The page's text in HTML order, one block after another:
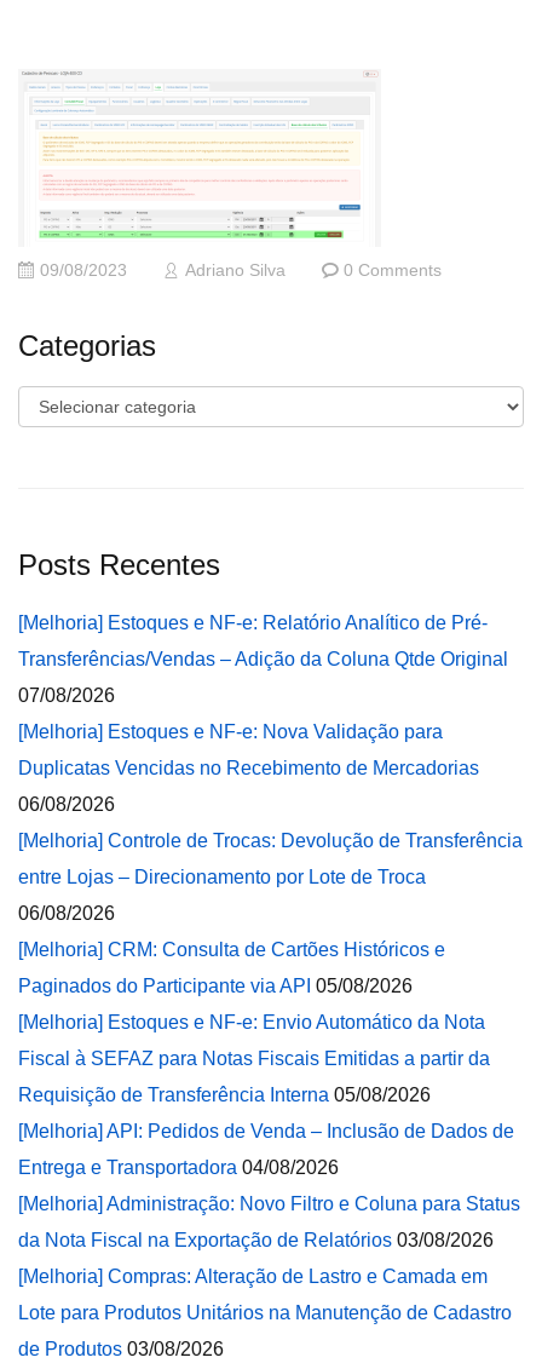
09/08/2023 Adriano Silva 0 Comments
Categorias
Categorias
Posts Recentes
[Melhoria] Estoques e NF-e: Relatório Analítico de Pré-
Transferências/Vendas – Adição da Coluna Qtde Original
07/08/2026
[Melhoria] Estoques e NF-e: Nova Validação para
Duplicatas Vencidas no Recebimento de Mercadorias
06/08/2026
[Melhoria] Controle de Trocas: Devolução de Transferência
entre Lojas – Direcionamento por Lote de Troca
06/08/2026
[Melhoria] CRM: Consulta de Cartões Históricos e
Paginados do Participante via API 05/08/2026
[Melhoria] Estoques e NF-e: Envio Automático da Nota
Fiscal à SEFAZ para Notas Fiscais Emitidas a partir da
Requisição de Transferência Interna 05/08/2026
[Melhoria] API: Pedidos de Venda – Inclusão de Dados de
Entrega e Transportadora 04/08/2026
[Melhoria] Administração: Novo Filtro e Coluna para Status
da Nota Fiscal na Exportação de Relatórios 03/08/2026
[Melhoria] Compras: Alteração de Lastro e Camada em
Lote para Produtos Unitários na Manutenção de Cadastro
de Produtos 03/08/2026